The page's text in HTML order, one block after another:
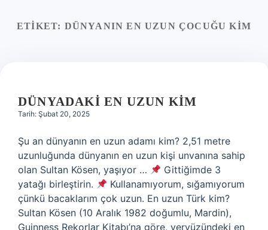
ETIKET: DÜNYANIN EN UZUN ÇOCUĞU KIM
DÜNYADAKI EN UZUN KIM
Tarih: Şubat 20, 2025
Şu an dünyanın en uzun adamı kim? 2,51 metre
uzunluğunda dünyanın en uzun kişi unvanına sahip
olan Sultan Kösen, yaşıyor …
Gittiğimde 3
yatağı birleştirin.
Kullanamıyorum, sığamıyorum
çünkü bacaklarım çok uzun. En uzun Türk kim?
Sultan Kösen (10 Aralık 1982 doğumlu, Mardin),
Guinness Rekorlar Kitabı’na göre, yeryüzündeki en